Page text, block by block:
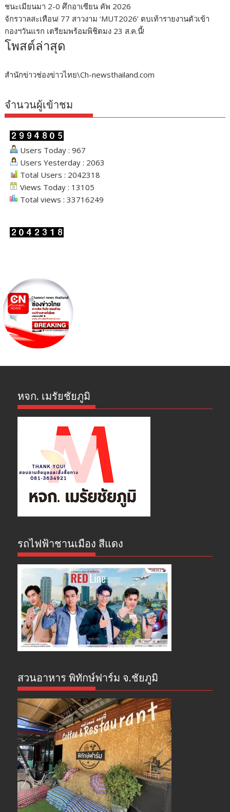
ชนะเมียนมา 2-0 ศึกอาเซียน คัพ 2026
จักรวาลสะเทือน! 77 สาวงาม ‘MUT2026’ ตบเท้ารายงานตัวเข้า
กองฯวันแรก เตรียมพร้อมพิชิตมง 23 ส.ค.นี้!
โพสต์ล่าสุด
สำนักข่าวช่องข่าวไทย\Ch-newsthailand.com
จำนวนผู้เข้าชม
Users Today : 967
Users Yesterday : 2063
Total Users : 2042318
Views Today : 13105
Total views : 33716249
หจก. เมรัยชัยภูมิ
รถไฟฟ้าชานเมือง สีแดง
สวนอาหาร พิทักษ์ฟาร์ม จ.ชัยภูมิ